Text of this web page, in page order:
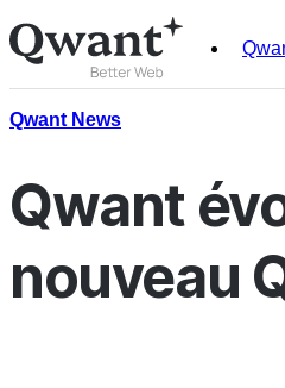
Produits
Search
English Français
Qwant News
Qwant
nouveau